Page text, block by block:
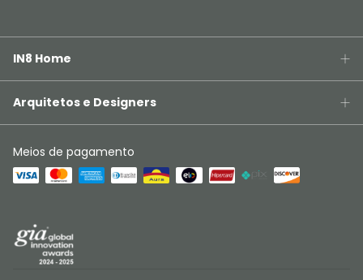
IN8 Home
Arquitetos e Designers
Meios de pagamento